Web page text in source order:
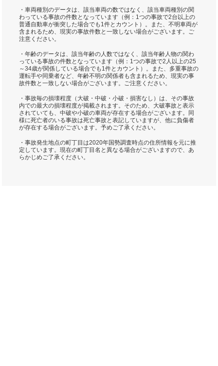
・車両種別のデータは、該当車両の数ではなく、該当車両種別の関
わっている事故の件数となっています（例：1つの事故で2台以上の
普通自動車が衝突した場合でも1件とカウント）。また、不明車両が
含まれるため、現実の事故件数と一致しない場合がございます。ご
注意ください。
・年齢のデータは、該当年齢の人数ではなく、該当年齢人物の関わ
っている事故の件数となっています（例：1つの事故で2人以上の25
～34歳が関係している場合でも1件とカウント）。また、多重事故の
運転手や同乗者など、年齢不明の関係者も含まれるため、現実の事
故件数と一致しない場合がございます。ご注意ください。
・事故毎の損壊程度（大破・中破・小破・損害なし）は、その事故
内での最大の損壊程度が掲載されます。そのため、大破事故と表示
されていても、中破や小破の車両が存在する場合がございます。同
様に死亡者のいる事故は死亡事故と表記していますが、他に負傷者
が存在する場合がございます。予めご了承ください。
・事故発生地点の町丁目は2020年国勢調査時点の住所情報を元に推
定しています。現在の町丁目名と異なる場合がございますので、あ
らかじめご了承ください。